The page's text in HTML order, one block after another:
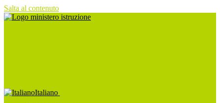
Salta al contenuto
Italiano